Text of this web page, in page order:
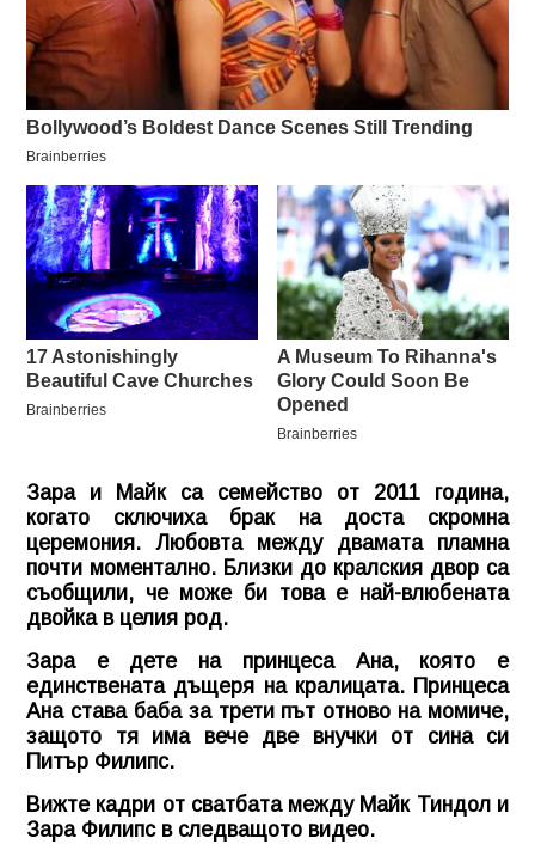
Зара и Майк са семейство от 2011 година,
когато сключиха брак на доста скромна
церемония. Любовта между двамата пламна
почти моментално. Близки до кралския двор са
съобщили, че може би това е най-влюбената
двойка в целия род.
Зара е дете на принцеса Ана, която е
единствената дъщеря на кралицата. Принцеса
Ана става баба за трети път отново на момиче,
защото тя има вече две внучки от сина си
Питър Филипс.
Вижте кадри от сватбата между Майк Тиндол и
Зара Филипс в следващото видео.